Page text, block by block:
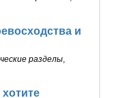
и
разделы